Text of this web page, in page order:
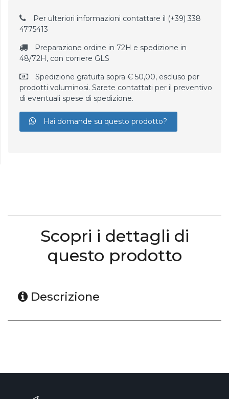
Per ulteriori informazioni contattare il (+39) 338
4775413
Preparazione ordine in 72H e spedizione in
48/72H, con corriere GLS
Spedizione gratuita sopra € 50,00, escluso per
prodotti voluminosi. Sarete contattati per il preventivo
di eventuali spese di spedizione.
Hai domande su questo prodotto?
Scopri i dettagli di
questo prodotto
Descrizione